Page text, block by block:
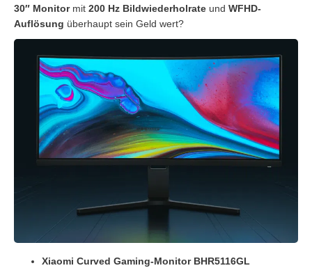
30″ Monitormit 200 Hz Bildwiederholrate und WFHD-
Auflösung überhaupt sein Geld wert?
Xiaomi Curved Gaming-Monitor BHR5116GL